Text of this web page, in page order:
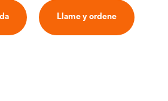
Llame y ordene